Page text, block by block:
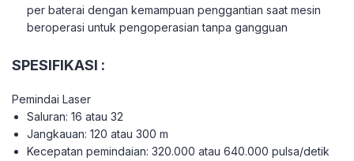
per baterai dengan kemampuan penggantian saat mesin
beroperasi untuk pengoperasian tanpa gangguan
SPESIFIKASI :
Pemindai Laser
Saluran: 16 atau 32
Jangkauan: 120 atau 300 m
Kecepatan pemindaian: 320.000 atau 640.000 pulsa/detik